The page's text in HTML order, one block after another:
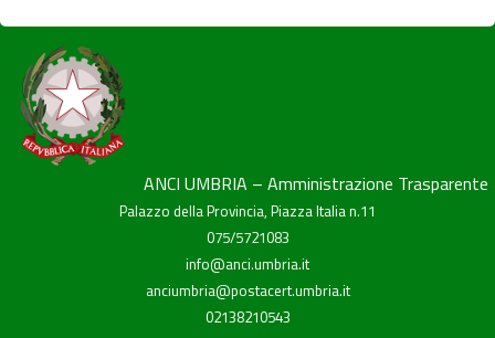
ANCI UMBRIA – Amministrazione Trasparente
Palazzo della Provincia, Piazza Italia n.11
075/5721083
info@anci.umbria.it
anciumbria@postacert.umbria.it
02138210543